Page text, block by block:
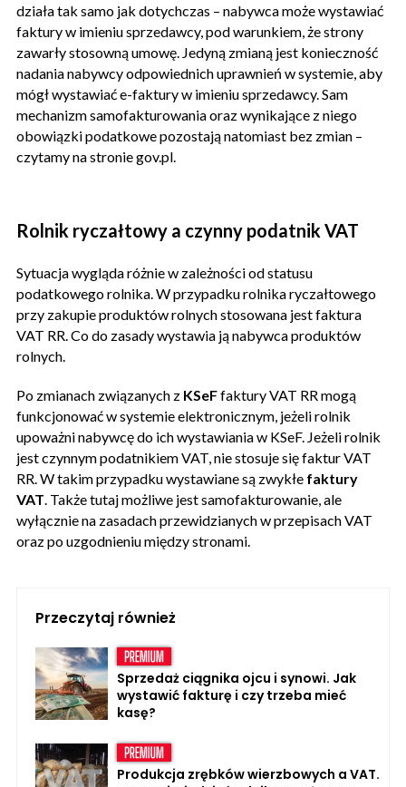
działa tak samo jak dotychczas – nabywca może wystawiać
faktury w imieniu sprzedawcy, pod warunkiem, że strony
zawarły stosowną umowę. Jedyną zmianą jest konieczność
nadania nabywcy odpowiednich uprawnień w systemie, aby
mógł wystawiać e-faktury w imieniu sprzedawcy. Sam
mechanizm samofakturowania oraz wynikające z niego
obowiązki podatkowe pozostają natomiast bez zmian –
czytamy na stronie gov.pl.
Rolnik ryczałtowy a czynny podatnik VAT
Sytuacja wygląda różnie w zależności od statusu
podatkowego rolnika. W przypadku rolnika ryczałtowego
przy zakupie produktów rolnych stosowana jest faktura
VAT RR. Co do zasady wystawia ją nabywca produktów
rolnych.
Po zmianach związanych z KSeFfaktury VAT RR mogą
funkcjonować w systemie elektronicznym, jeżeli rolnik
upoważni nabywcę do ich wystawiania w KSeF. Jeżeli rolnik
jest czynnym podatnikiem VAT, nie stosuje się faktur VAT
RR. W takim przypadku wystawiane są zwykłe faktury
VAT . Także tutaj możliwe jest samofakturowanie, ale
wyłącznie na zasadach przewidzianych w przepisach VAT
oraz po uzgodnieniu między stronami.
Przeczytaj również
Sprzedaż ciągnika ojcu i synowi. Jak
wystawić fakturę i czy trzeba mieć
kasę?
Produkcja zrębków wierzbowych a VAT.